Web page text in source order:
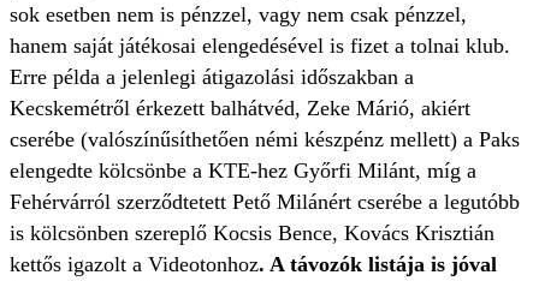
sok esetben nem is pénzzel, vagy nem csak pénzzel,
hanem saját játékosai elengedésével is fizet a tolnai klub.
Erre példa a jelenlegi átigazolási időszakban a
Kecskemétről érkezett balhátvéd, Zeke Márió, akiért
cserébe (valószínűsíthetően némi készpénz mellett) a Paks
elengedte kölcsönbe a KTE-hez Győrfi Milánt, míg a
Fehérvárról szerződtetett Pető Milánért cserébe a legutóbb
is kölcsönben szereplő Kocsis Bence, Kovács Krisztián
kettős igazolt a Videotonhoz. A távozók listája is jóval